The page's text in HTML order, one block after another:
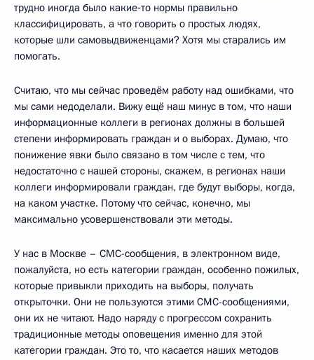
трудно иногда было какие‑то нормы правильно
классифицировать, а что говорить о простых людях,
которые шли самовыдвиженцами? Хотя мы старались им
помогать.
Считаю, что мы сейчас проведём работу над ошибками, что
мы сами недоделали. Вижу ещё наш минус в том, что наши
информационные коллеги в регионах должны в большей
степени информировать граждан и о выборах. Думаю, что
понижение явки было связано в том числе с тем, что
недостаточно с нашей стороны, скажем, в регионах наши
коллеги информировали граждан, где будут выборы, когда,
на каком участке. Потому что сейчас, конечно, мы
максимально усовершенствовали эти методы.
У нас в Москве – СМС-сообщения, в электронном виде,
пожалуйста, но есть категории граждан, особенно пожилых,
которые привыкли приходить на выборы, получать
открыточки. Они не пользуются этими СМС-сообщениями,
они их не читают. Надо наряду с прогрессом сохранить
традиционные методы оповещения именно для этой
категории граждан. Это то, что касается наших методов